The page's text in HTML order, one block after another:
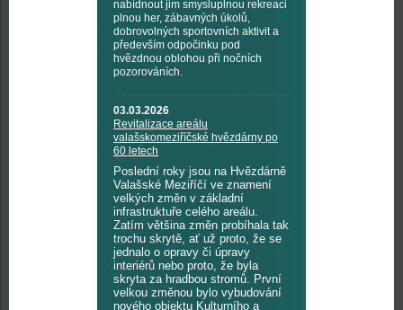
nabídnout jim smysluplnou rekreaci
plnou her, zábavných úkolů,
dobrovolných sportovních aktivit a
především odpočinku pod
hvězdnou oblohou při nočních
pozorováních.
03.03.2026
Revitalizace areálu
valašskomeziříčské hvězdárny po
60 letech
Poslední roky jsou na Hvězdárně
Valašské Meziříčí ve znamení
velkých změn v základní
infrastruktuře celého areálu.
Zatím většina změn probíhala tak
trochu skrytě, ať už proto, že se
jednalo o opravy či úpravy
interiérů nebo proto, že byla
skryta za hradbou stromů. První
velkou změnou bylo vybudování
nového objektu Kulturního a